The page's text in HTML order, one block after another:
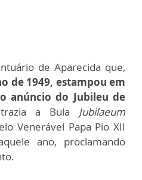
de Aparecida que,
de 1949, estampou em
anúncio do Jubileu de
a Bula Jubilaeum
Venerável Papa Pio XII
ano, proclamando